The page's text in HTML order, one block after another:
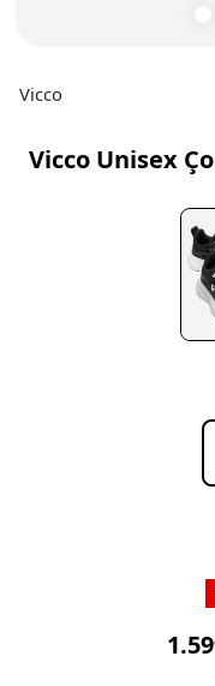
Vicco
Vicco Unisex